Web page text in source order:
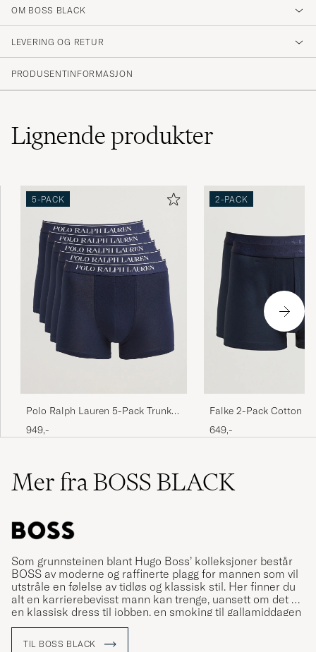
OM BOSS BLACK
LEVERING OG RETUR
PRODUSENTINFORMASJON
Lignendeprodukter
5-PACK
Polo Ralph Lauren 5-Pack Trunk
Cruise Navy
949,-
2-PACK
Falke 2-Pack Cotton
Midnight
649,-
Mer fra BOSS BLACK
Som grunnsteinen blant Hugo Boss’ kolleksjoner består
BOSS av moderne og raffinerte plagg for mannen som vil
utstråle en følelse av tidløs og klassisk stil. Her finner du
alt en karrierebevisst mann kan trenge, uansett om det er
en klassisk dress til jobben, en smoking til gallamiddagen
eller et mer uformelt antrekk til fritidsbruk.
TIL BOSS BLACK